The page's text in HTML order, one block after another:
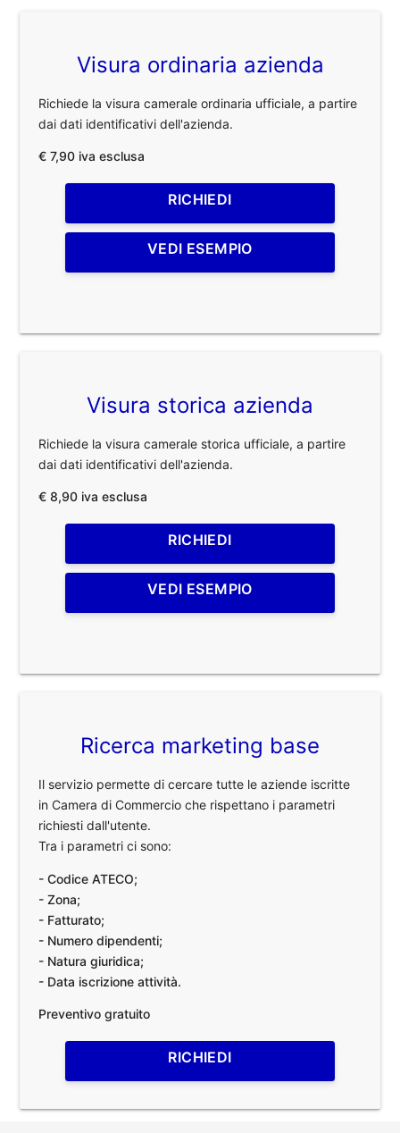
Visura ordinaria azienda
Richiede la visura camerale ordinaria ufficiale, a partire
dai dati identificativi dell'azienda.
€ 7,90 iva esclusa
RICHIEDI
VEDI ESEMPIO
Visura storica azienda
Richiede la visura camerale storica ufficiale, a partire
dai dati identificativi dell'azienda.
€ 8,90 iva esclusa
RICHIEDI
VEDI ESEMPIO
Ricerca marketing base
Il servizio permette di cercare tutte le aziende iscritte
in Camera di Commercio che rispettano i parametri
richiesti dall'utente.
Tra i parametri ci sono:
- Codice ATECO;
- Zona;
- Fatturato;
- Numero dipendenti;
- Natura giuridica;
- Data iscrizione attività.
Preventivo gratuito
RICHIEDI